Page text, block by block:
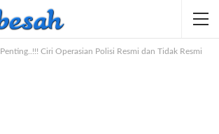
Penting..!!! Ciri Operasian Polisi Resmi dan Tidak Resmi